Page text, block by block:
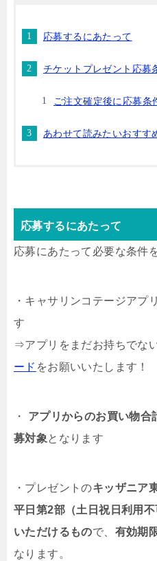
応募するにあたって
チケットプレゼント応募
ご注文確定後に応募条
あわせて読みたいおすす
応募するにあたって
応募にあたって必要な条件
・キャサリンコテージアプ
す
⇒アプリをまだお持ちでな
ード をお願いいたします！
・ アプリからのお買い物合
募対象となります
・プレゼントのキッザニア
平日第2部（土日祝日利用
いただけるもので、 有効期
なります。